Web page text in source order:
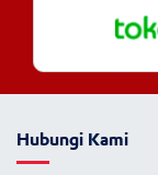
Hubungi Kami